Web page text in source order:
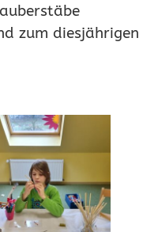
zum diesjährigen